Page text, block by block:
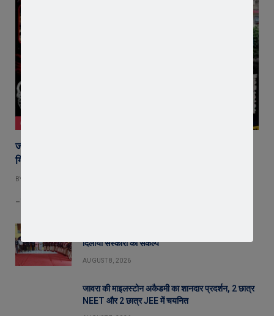
क्राइम न्यूज़
जावरा में आधी रात जुए के अड्डे पर पुलिस का छापा, 9 जुआरी
गिरफ्तार; 31,300 रुपए कैश बरामद
BY
– मुखबिर की सूचना पर पुलिस ने दी दबिश, 52 ताश के पत्ते भी बरामद;…
दिलाया संस्कारों का संकल्प
AUGUST 8, 2026
जावरा की माइलस्टोन अकैडमी का शानदार प्रदर्शन, 2 छात्र
NEET और 2 छात्र JEE में चयनित